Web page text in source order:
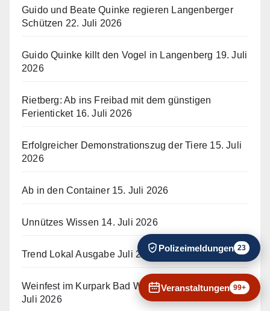
Guido und Beate Quinke regieren Langenberger
Schützen 22. Juli 2026
Guido Quinke killt den Vogel in Langenberg 19. Juli
2026
Rietberg: Ab ins Freibad mit dem günstigen
Ferienticket 16. Juli 2026
Erfolgreicher Demonstrationszug der Tiere 15. Juli
2026
Ab in den Container 15. Juli 2026
Unnützes Wissen 14. Juli 2026
Trend Lokal Ausgabe Juli 2026 14. Juli 2026
Weinfest im Kurpark Bad Waldliesborn 2026 14.
Juli 2026
Polizeimeldungen 23
Veranstaltungen 99+